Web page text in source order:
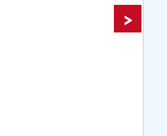
further information...
>